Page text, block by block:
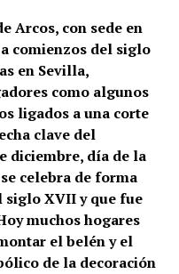
Arcos, con sede en
comienzos del siglo
en Sevilla,
como algunos
ligados a una corte
clave del
diciembre, día de la
celebra de forma
siglo XVII y que fue
muchos hogares
el belén y el
de la decoración